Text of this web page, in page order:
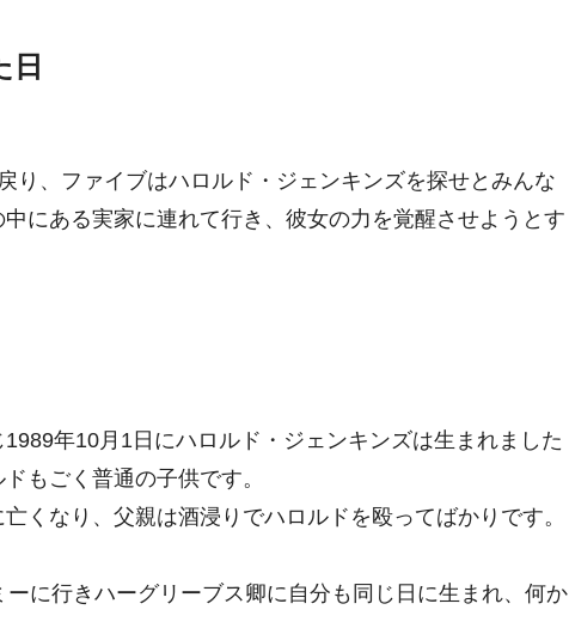
り、ファイブはハロルド・ジェンキンズを探せとみんな
にある実家に連れて行き、彼女の力を覚醒させようとす
年10月1日にハロルド・ジェンキンズは生まれました
もごく普通の子供です。
くなり、父親は酒浸りでハロルドを殴ってばかりです。
に行きハーグリーブス卿に自分も同じ日に生まれ、何か